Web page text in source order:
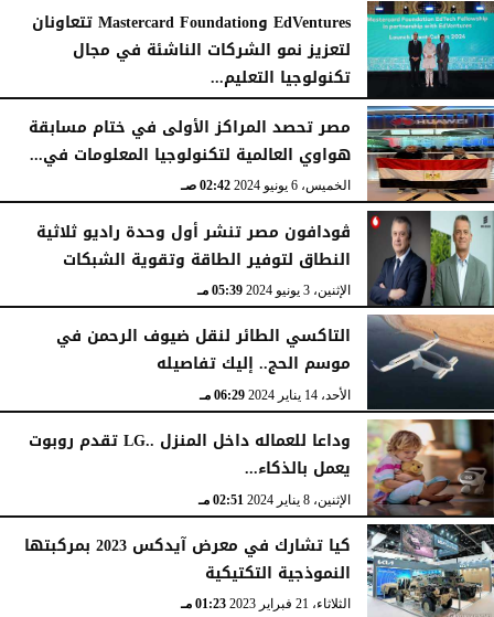
EdVentures وMastercard Foundation تتعاونان
لتعزيز نمو الشركات الناشئة في مجال
تكنولوجيا التعليم...
الجمعة، 7 يونيو 2024 02:08 صـ
مصر تحصد المراكز الأولى في ختام مسابقة
هواوي العالمية لتكنولوجيا المعلومات في...
الخميس، 6 يونيو 2024 02:42 صـ
ڤودافون مصر تنشر أول وحدة راديو ثلاثية
النطاق لتوفير الطاقة وتقوية الشبكات
الإثنين، 3 يونيو 2024 05:39 مـ
التاكسي الطائر لنقل ضيوف الرحمن في
موسم الحج.. إليك تفاصيله
الأحد، 14 يناير 2024 06:29 مـ
وداعا للعماله داخل المنزل ..LG تقدم روبوت
يعمل بالذكاء...
الإثنين، 8 يناير 2024 02:51 مـ
كيا تشارك في معرض آيدكس 2023 بمركبتها
النموذجية التكتيكية
الثلاثاء، 21 فبراير 2023 01:23 مـ